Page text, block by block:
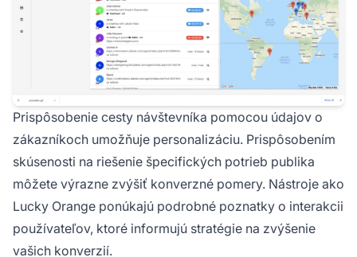
Prispôsobenie cesty návštevníka pomocou údajov o
zákazníkoch umožňuje personalizáciu. Prispôsobením
skúsenosti na riešenie špecifických potrieb publika
môžete výrazne zvýšiť konverzné pomery. Nástroje ako
Lucky Orange ponúkajú podrobné poznatky o interakcii
používateľov, ktoré informujú stratégie na zvýšenie
vašich konverzií.